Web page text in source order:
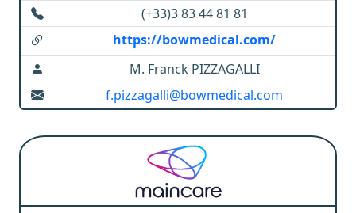
(+33)3 83 44 81 81
https://bowmedical.com/
M. Franck PIZZAGALLI
f.pizzagalli@bowmedical.com